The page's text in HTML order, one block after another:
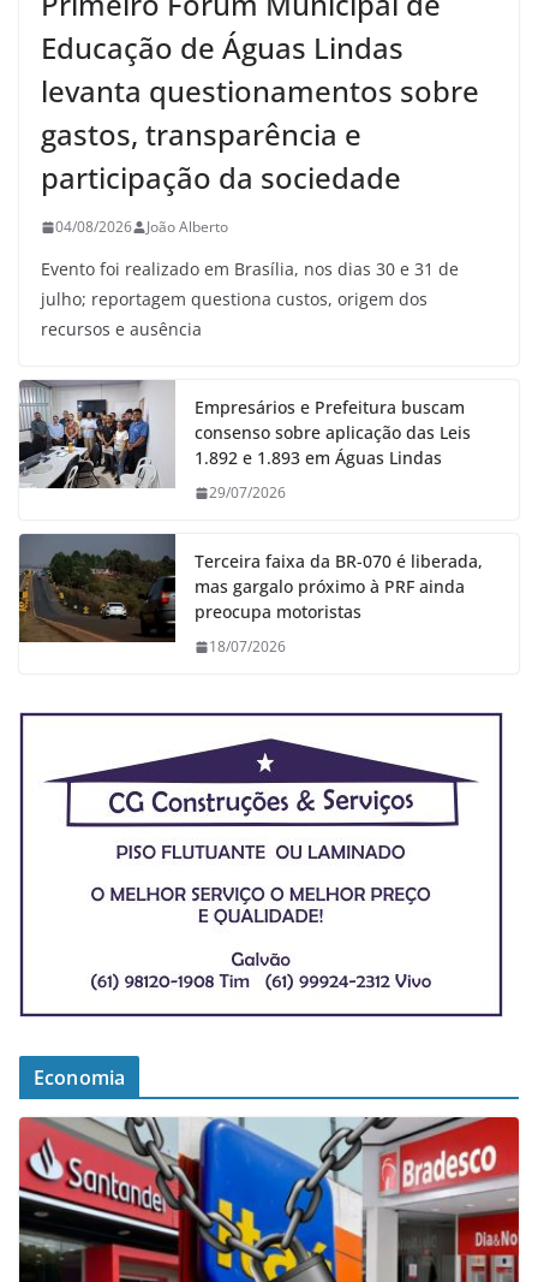
Educação de Águas Lindas
levanta questionamentos sobre
gastos, transparência e
participação da sociedade
04/08/2026 João Alberto
Evento foi realizado em Brasília, nos dias 30 e 31 de
julho; reportagem questiona custos, origem dos
recursos e ausência
Empresários e Prefeitura buscam
consenso sobre aplicação das Leis
1.892 e 1.893 em Águas Lindas
29/07/2026
Terceira faixa da BR-070 é liberada,
mas gargalo próximo à PRF ainda
preocupa motoristas
18/07/2026
Economia